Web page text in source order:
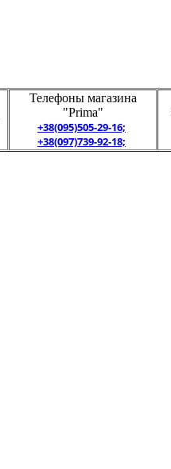
Телефоны магазина
"Prima"
+38(095)505-29-16;
+38(097)739-92-18;